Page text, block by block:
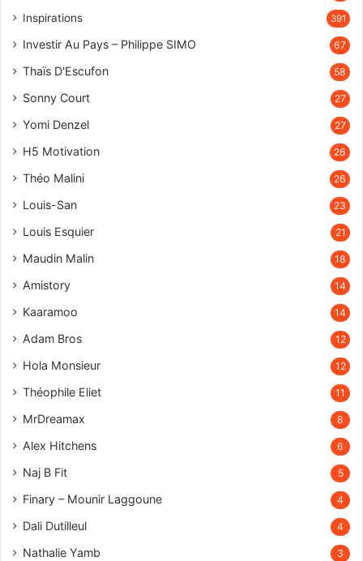
Inspirations 391
Investir Au Pays – Philippe SIMO 67
Thaïs D'Escufon 58
Sonny Court 27
Yomi Denzel 27
H5 Motivation 26
Théo Malini 26
Louis-San 23
Louis Esquier 21
Maudin Malin 18
Amistory 14
Kaaramoo 14
Adam Bros 12
Hola Monsieur 12
Théophile Eliet 11
MrDreamax 8
Alex Hitchens 6
Naj B Fit 5
Finary – Mounir Laggoune 4
Dali Dutilleul 4
Nathalie Yamb 3